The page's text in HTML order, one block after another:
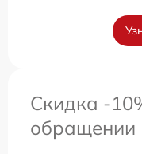
Скидка -
обращении